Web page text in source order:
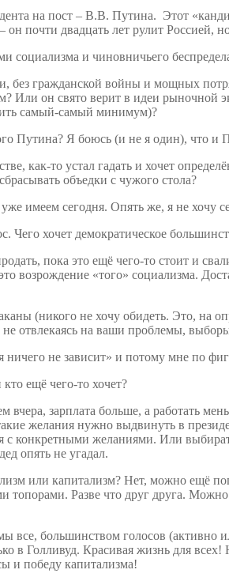
на пост – В.В. Путина. Этот
почти двадцать лет рулит Россией,
социализма и чиновничьего
гражданской войны и мощных
Или он свято верит в идеи
самый-самый минимум)?
Путина? Я боюсь (и не я один), что и
как-то устал гадать и хочет
объедки с чужого стола?
имеем сегодня. Опять же, я не хочу
Чего хочет демократическое
пока это ещё чего-то стоит и
возрождение «того» социализма.
(никого не хочу обидеть. Это, на
отвлекаясь на ваши проблемы,
не зависит» и потому мне по
ещё чего-то хочет?
вчера, зарплата больше, а работать
желания нужно выдвинуть в
с конкретными желаниями. Или
опять не угадал.
или капитализм? Нет, можно ещё
топорами. Разве что друг друга.
все, большинством голосов
в Голливуд. Красивая жизнь для
и победу капитализма!